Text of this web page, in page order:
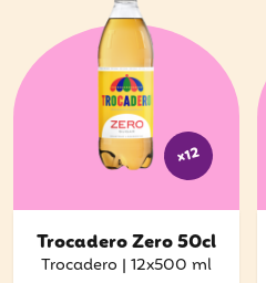
x12
Trocadero Zero 50cl
Trocadero | 12x500 ml